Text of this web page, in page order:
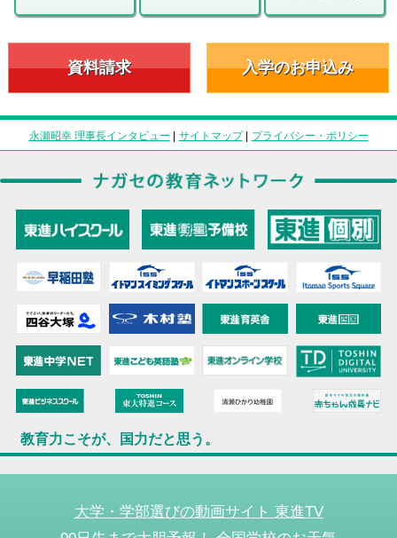
資料請求 入学のお申込み
永瀬昭幸 理事長インタビュー | サイトマップ| プライバシー・ポリシー
教育力こそが、国力だと思う。
大学・学部選びの動画サイト 東進TV